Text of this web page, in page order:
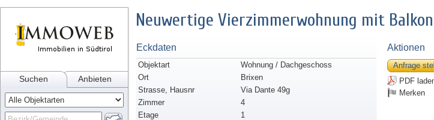
Suchen Anbieten
Neuwertige Vierzimmerwohnung mit
Eckdaten
Objektart
Wohnung / Dachgeschoss
Ort
Brixen
Strasse, Hausnr
Via Dante 49g
Zimmer
4
Etage
1
Aktionen
Anfrage
PDF
Merken